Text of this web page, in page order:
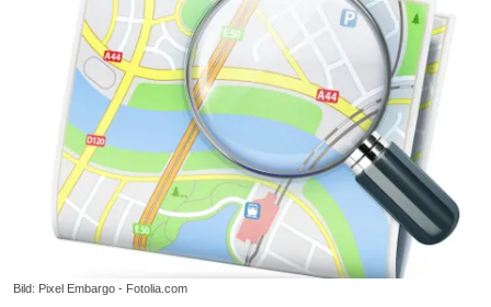
Bild: Pixel Embargo - Fotolia.com